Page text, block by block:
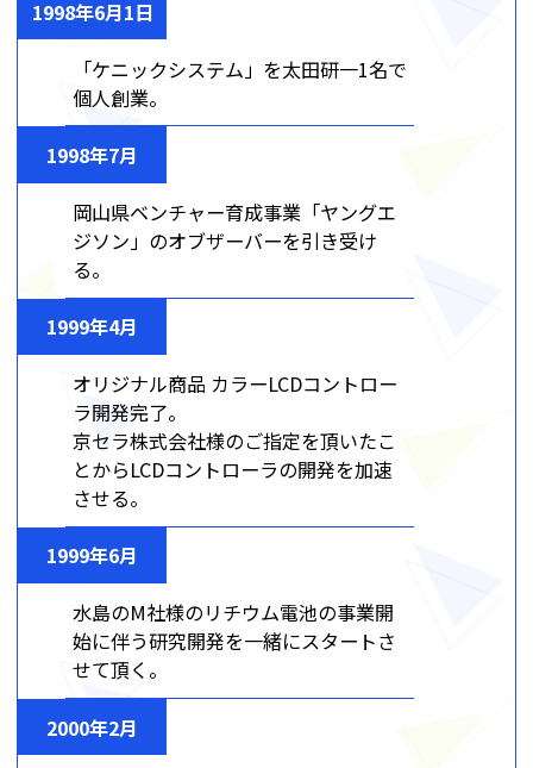
1998年6月1日
「ケニックシステム」を太田研一1名で
個人創業。
1998年7月
岡山県ベンチャー育成事業「ヤングエ
ジソン」のオブザーバーを引き受け
る。
1999年4月
オリジナル商品 カラーLCDコントロー
ラ開発完了。
京セラ株式会社様のご指定を頂いたこ
とからLCDコントローラの開発を加速
させる。
1999年6月
水島のM社様のリチウム電池の事業開
始に伴う研究開発を一緒にスタートさ
せて頂く。
2000年2月